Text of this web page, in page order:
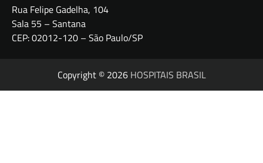
Rua Felipe Gadelha, 104
Sala 55 – Santana
CEP: 02012-120 – São Paulo/SP
Copyright © 2026 HOSPITAIS BRASIL